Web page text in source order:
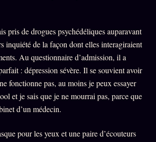
pris de drogues psychédéliques auparavant
inquiété de la façon dont elles interagiraient
Au questionnaire d’admission, il a
: dépression sévère. Il se souvient avoir
fonctionne pas, au moins je peux essayer
et je sais que je ne mourrai pas, parce que
d’un médecin.
pour les yeux et une paire d’écouteurs